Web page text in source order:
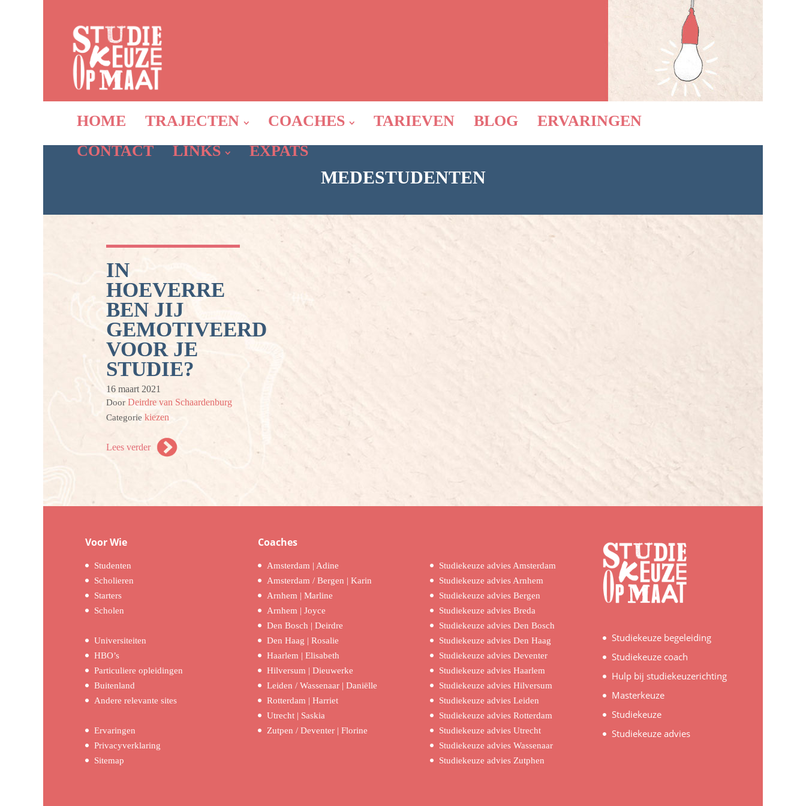
HOME TRAJECTEN COACHES TARIEVEN BLOG
ERVARINGEN
CONTACT
LINKS EXPATS
MEDESTUDENTEN
IN
HOEVERRE
BEN JIJ
GEMOTIVEERD
VOOR JE
STUDIE?
16 maart 2021
Door Deirdre van Schaardenburg
Categorie kiezen
Lees verder
Voor Wie
Studenten
Scholieren
Starters
Scholen
Universiteiten
HBO’s
Particuliere opleidingen
Buitenland
Andere relevante sites
Ervaringen
Privacyverklaring
Sitemap
Coaches
Amsterdam | Adine
Amsterdam / Bergen | Karin
Arnhem | Marline
Arnhem | Joyce
Den Bosch | Deirdre
Den Haag | Rosalie
Haarlem | Elisabeth
Hilversum | Dieuwerke
Leiden / Wassenaar | Daniëlle
Rotterdam | Harriet
Utrecht | Saskia
Zutpen / Deventer | Florine
Studiekeuze advies Amsterdam
Studiekeuze advies Arnhem
Studiekeuze advies Bergen
Studiekeuze advies Breda
Studiekeuze advies Den Bosch
Studiekeuze advies Den Haag
Studiekeuze advies Deventer
Studiekeuze advies Haarlem
Studiekeuze advies Hilversum
Studiekeuze advies Leiden
Studiekeuze advies Rotterdam
Studiekeuze advies Utrecht
Studiekeuze advies Wassenaar
Studiekeuze advies Zutphen
Studiekeuze begeleiding
Studiekeuze coach
Hulp bij studiekeuzerichting
Masterkeuze
Studiekeuze
Studiekeuze advies